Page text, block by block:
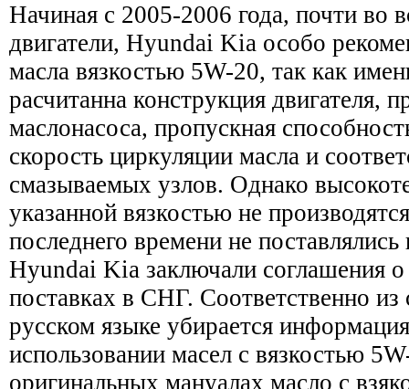
Начиная с 2005-2006 года, почти во
двигатели, Hyundai Kia особо
масла вязкостью 5W-20, так как
расчитанна конструкция двигателя,
маслонасоса, пропускная
скорость циркуляции масла и
смазываемых узлов. Однако
указанной вязкостью не
последнего времени не
Hyundai Kia заключали соглашения
поставках в СНГ. Соответственно
русском языке убирается
использовании масел с вязкостью
оригинальных мануалах масло с